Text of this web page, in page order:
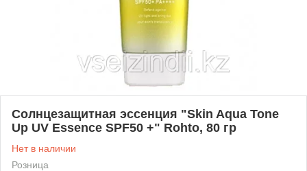
Солнцезащитная эссенция "Skin Aqua Tone
Up UV Essence SPF50 +" Rohto, 80 гр
Нет в наличии
Розница